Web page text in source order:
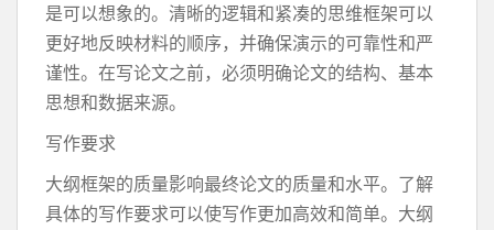
是可以想象的。清晰的逻辑和紧凑的思维框架可以
更好地反映材料的顺序，并确保演示的可靠性和严
谨性。在写论文之前，必须明确论文的结构、基本
思想和数据来源。
写作要求
大纲框架的质量影响最终论文的质量和水平。了解
具体的写作要求可以使写作更加高效和简单。大纲